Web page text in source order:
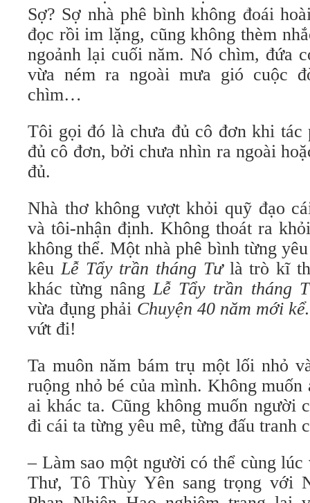
Sợ? Sợ nhà phê bình không đoái
đọc rồi im lặng, cũng không thèm
ngoảnh lại cuối năm. Nó chìm, đứa
vừa ném ra ngoài mưa gió cuộc
chìm…
Tôi gọi đó là chưa đủ cô đơn khi tác
đủ cô đơn, bởi chưa nhìn ra ngoài
đủ.
Nhà thơ không vượt khỏi quỹ đạo
và tôi-nhận định. Không thoát ra
không thể. Một nhà phê bình từng
kêuLễ Tẩy trần tháng Tưlà trò kĩ
khác từng nângLễ Tẩy trần tháng
vừa đụng phải Chuyện 40 năm mới
vứt đi!
Ta muôn năm bám trụ một lối nhỏ
ruộng nhỏ bé của mình. Không
ai khác ta. Cũng không muốn người
đi cái ta từng yêu mê, từng đấu tranh
– Làm sao một người có thể cùng
Thư, Tô Thùy Yên sang trọng với